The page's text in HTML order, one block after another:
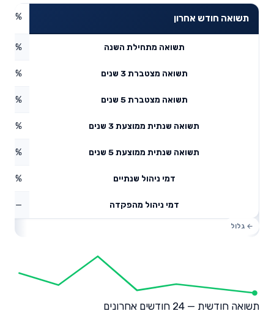
תשואה חודש אחרון 0%
תשואה מתחילת השנה
תשואה מצטברת 3 שנים
תשואה מצטברת 5 שנים
תשואה שנתית ממוצעת 3 שנים 2.3%
תשואה שנתית ממוצעת 5 שנים
דמי ניהול שנתיים
דמי ניהול מהפקדה —
תשואה חודשית — 24 חודשים אחרונים